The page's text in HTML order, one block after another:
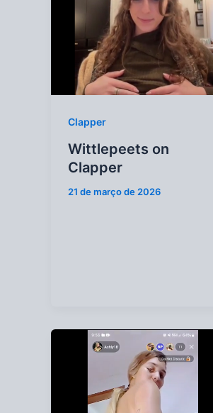
Clapper
Wittlepeets on
Clapper
21 de março de 2026